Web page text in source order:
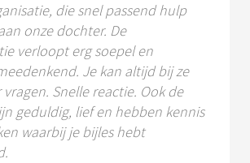
die snel passend hulp
onze dochter. De
verloopt erg soepel en
Je kan altijd bij ze
Snelle reactie. Ook de
geduldig, lief en hebben kennis
waarbij je bijles hebt